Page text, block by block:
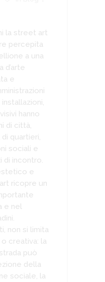
la street art
percepita
a una
d’arte
e
hanno
di città,
quartieri,
sociali e
di incontro.
e
ricopre un
e nel
non si limita
creativa: la
può
della
sociale, la